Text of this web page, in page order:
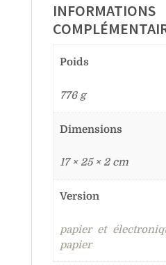
INFORMATIONS
Poids
776 g
Dimensions
17 × 25 × 2 cm
Version
papier et
papier